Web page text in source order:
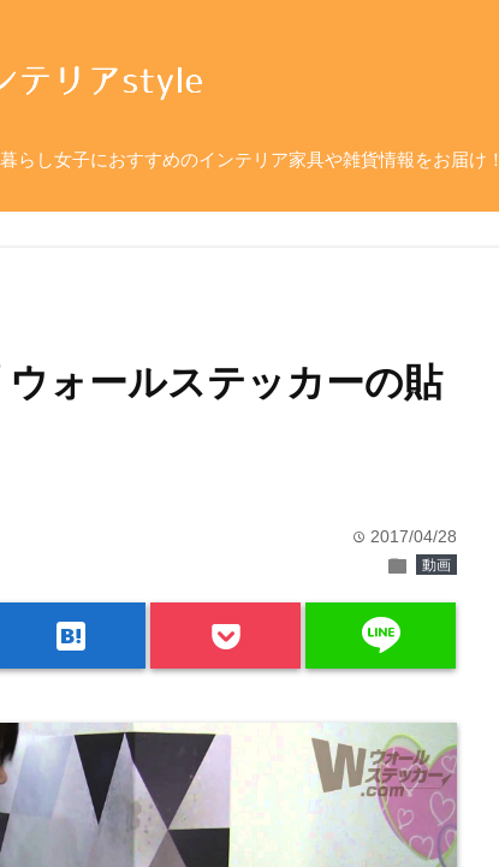
らし女子におすすめのインテリア家具や雑貨情報をお届け！
ォールステッカーの貼
time 2017/04/28
folder 動画
hatenabookmark line